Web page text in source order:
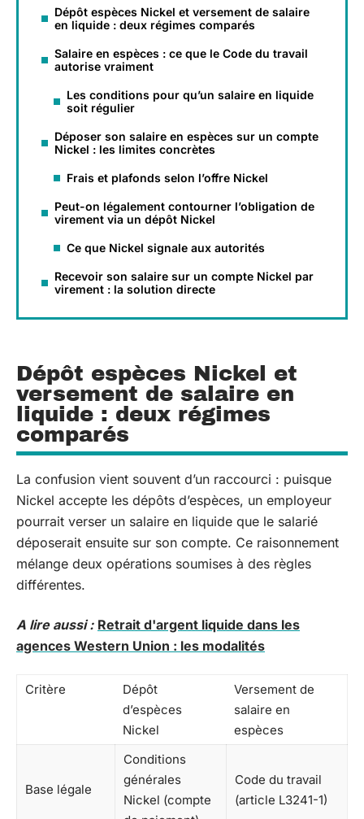
Dépôt espèces Nickel et versement de salaire
en liquide : deux régimes comparés
Salaire en espèces : ce que le Code du travail
autorise vraiment
Les conditions pour qu’un salaire en liquide
soit régulier
Déposer son salaire en espèces sur un compte
Nickel : les limites concrètes
Frais et plafonds selon l’offre Nickel
Peut-on légalement contourner l’obligation de
virement via un dépôt Nickel
Ce que Nickel signale aux autorités
Recevoir son salaire sur un compte Nickel par
virement : la solution directe
Dépôt espèces Nickel et
versement de salaire en
liquide : deux régimes
comparés
La confusion vient souvent d’un raccourci : puisque
Nickel accepte les dépôts d’espèces, un employeur
pourrait verser un salaire en liquide que le salarié
déposerait ensuite sur son compte. Ce raisonnement
mélange deux opérations soumises à des règles
différentes.
A lire aussi : Retrait d'argent liquide dans les
agences Western Union : les modalités
Critère
Dépôt
d’espèces
Nickel
Versement de
salaire en
espèces
Base légale
Conditions
générales
Nickel (compte
Code du travail
(article L3241-1)